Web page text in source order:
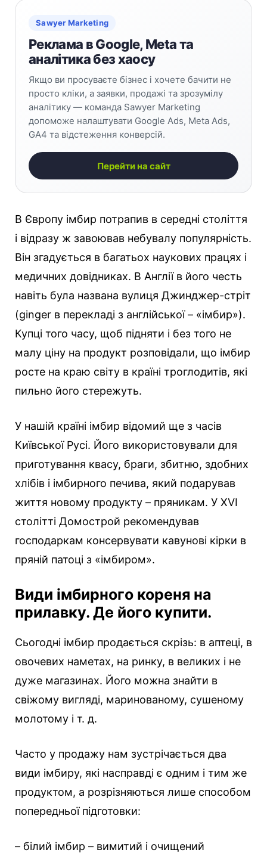
Sawyer Marketing
Реклама в Google, Meta та
аналітика без хаосу
Якщо ви просуваєте бізнес і хочете бачити не
просто кліки, а заявки, продажі та зрозумілу
аналітику — команда Sawyer Marketing
допоможе налаштувати Google Ads, Meta Ads,
GA4 та відстеження конверсій.
Перейти на сайт
В Європу імбир потрапив в середні століття
і відразу ж завоював небувалу популярність.
Він згадується в багатьох наукових працях і
медичних довідниках. В Англії в його честь
навіть була названа вулиця Джинджер-стріт
(ginger в перекладі з англійської – «імбир»).
Купці того часу, щоб підняти і без того не
малу ціну на продукт розповідали, що імбир
росте на краю світу в країні троглодитів, які
пильно його стережуть.
У нашій країні імбир відомий ще з часів
Київської Русі. Його використовували для
приготування квасу, браги, збитню, здобних
хлібів і імбирного печива, який подарував
життя новому продукту – пряникам. У XVI
столітті Домострой рекомендував
господаркам консервувати кавунові кірки в
пряній патоці з «імбиром».
Види імбирного кореня на
прилавку. Де його купити.
Сьогодні імбир продається скрізь: в аптеці, в
овочевих наметах, на ринку, в великих і не
дуже магазинах. Його можна знайти в
свіжому вигляді, маринованому, сушеному
молотому і т. д.
Часто у продажу нам зустрічається два
види імбиру, які насправді є одним і тим же
продуктом, а розрізняються лише способом
попередньої підготовки:
– білий імбир – вимитий і очищений